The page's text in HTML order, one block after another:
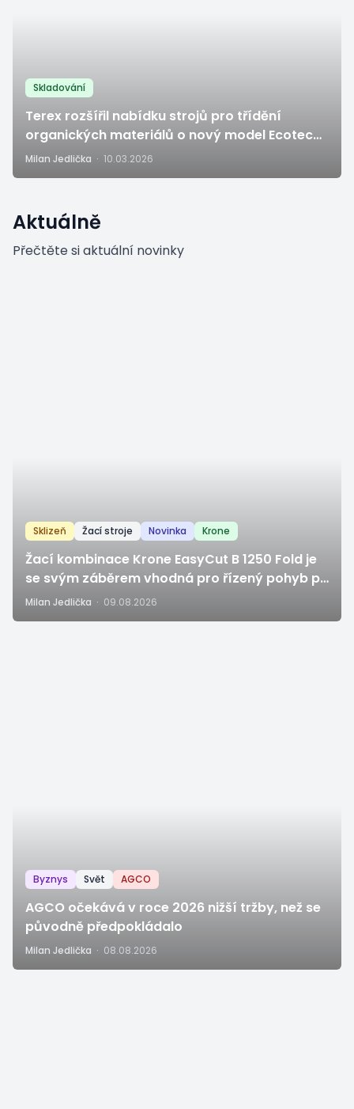
Skladování
Terex rozšířil nabídku strojů pro třídění
organických materiálů o nový model Ecotec
TXS 350 Starscreen
Milan Jedlička · 10.03.2026
Aktuálně
Přečtěte si aktuální novinky
Sklizeň Žací stroje Novinka Krone
Žací kombinace Krone EasyCut B 1250 Fold je
se svým záběrem vhodná pro řízený pohyb po
poli
Milan Jedlička · 09.08.2026
Byznys Svět AGCO
AGCO očekává v roce 2026 nižší tržby, než se
původně předpokládalo
Milan Jedlička · 08.08.2026